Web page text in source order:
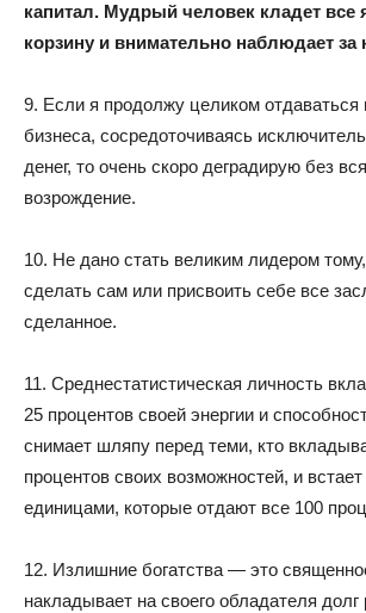
капитал. Мудрый человек кладет все
корзину и внимательно наблюдает за
9. Если я продолжу целиком отдаваться
бизнеса, сосредоточиваясь
денег, то очень скоро деградирую без
возрождение.
10. Не дано стать великим лидером
сделать сам или присвоить себе все
сделанное.
11. Среднестатистическая личность
25 процентов своей энергии и
снимает шляпу перед теми, кто
процентов своих возможностей, и
единицами, которые отдают все 100
12. Излишние богатства — это
накладывает на своего обладателя долг